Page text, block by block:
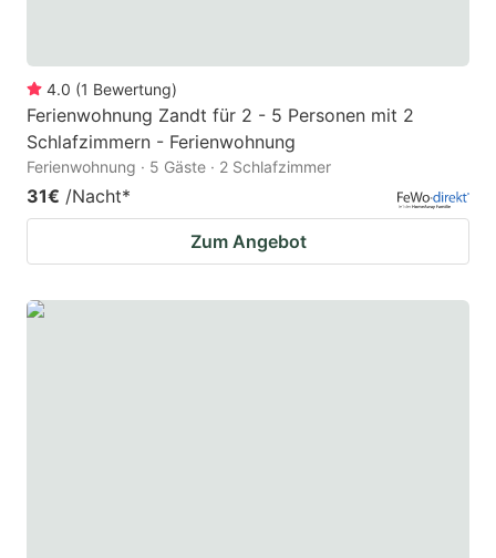
4.0 (1 Bewertung)
Ferienwohnung Zandt für 2 - 5 Personen mit 2
Schlafzimmern - Ferienwohnung
Ferienwohnung · 5 Gäste · 2 Schlafzimmer
31€ /Nacht*
Zum Angebot